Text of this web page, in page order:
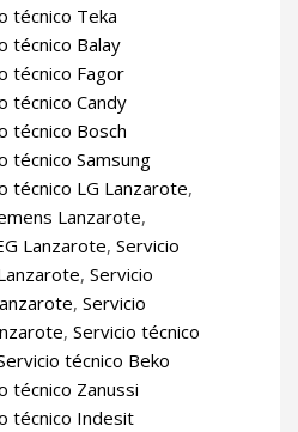
técnico Teka
técnico Balay
técnico Fagor
técnico Candy
técnico Bosch
técnico Samsung
técnico LG Lanzarote,
Lanzarote,
Lanzarote, Servicio
, Servicio
, Servicio
, Servicio técnico
técnico Beko
técnico Zanussi
técnico Indesit